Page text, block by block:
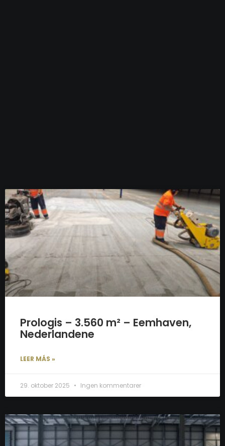
Prologis – 3.560 m² – Eemhaven,
Nederlandene
LEER MÁS »
29. oktober 2025 Ingen kommentarer